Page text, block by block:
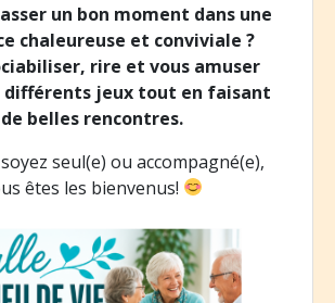
un bon moment dans une
chaleureuse et conviviale ?
rire et vous amuser
différents jeux tout en faisant
de belles rencontres.
seul(e) ou accompagné(e),
êtes les bienvenus!